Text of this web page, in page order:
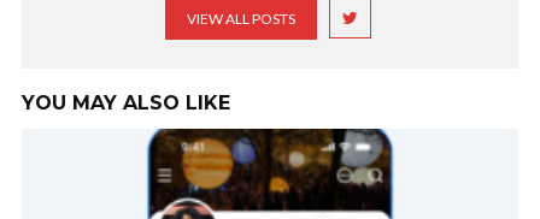
VIEW ALL POSTS
YOU MAY ALSO LIKE